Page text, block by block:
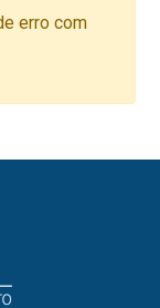
erro com